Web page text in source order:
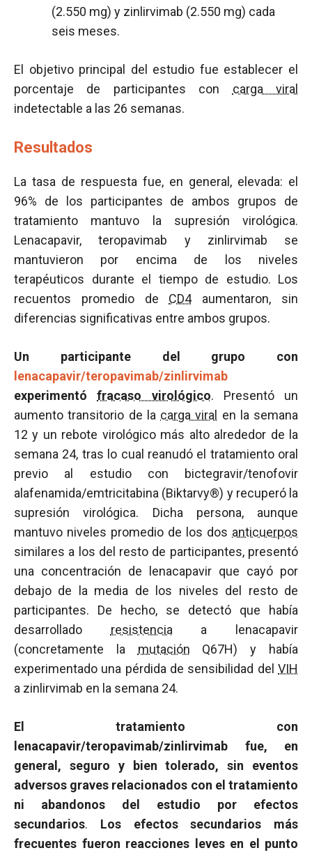
(2.550 mg) y zinlirvimab (2.550 mg) cada
seis meses.
El objetivo principal del estudio fue establecer el
porcentaje de participantes con carga viral
indetectable a las 26 semanas.
Resultados
La tasa de respuesta fue, en general, elevada: el
96% de los participantes de ambos grupos de
tratamiento mantuvo la supresión virológica.
Lenacapavir, teropavimab y zinlirvimab se
mantuvieron por encima de los niveles
terapéuticos durante el tiempo de estudio. Los
recuentos promedio de CD4aumentaron, sin
diferencias significativas entre ambos grupos.
Un participante del grupo con
lenacapavir/teropavimab/zinlirvimab
experimentófracaso virológico. Presentó un
aumento transitorio de la carga viral
en la semana
12 y un rebote virológico más alto alrededor de la
semana 24, tras lo cual reanudó el tratamiento oral
previo al estudio con bictegravir/tenofovir
alafenamida/emtricitabina (Biktarvy®) y recuperó la
supresión virológica. Dicha persona, aunque
mantuvo niveles promedio de los dos anticuerpos
similares a los del resto de participantes, presentó
una concentración de lenacapavir que cayó por
debajo de la media de los niveles del resto de
participantes. De hecho, se detectó que había
desarrollado resistencia a lenacapavir
(concretamente la mutación Q67H) y había
experimentado una pérdida de sensibilidad del VIH
a zinlirvimab en la semana 24.
El tratamiento con
lenacapavir/teropavimab/zinlirvimab fue, en
general, seguro y bien tolerado, sin eventos
adversos graves relacionados con el tratamiento
ni abandonos del estudio por efectos
secundarios. Los efectos secundarios más
frecuentes fueron reacciones leves en el punto